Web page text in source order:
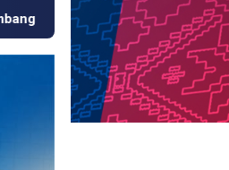
Diancam Dibunuh Bersama